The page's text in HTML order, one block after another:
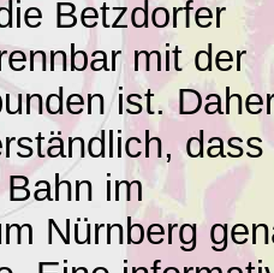
Betzdorfer
mit der
ist.
dass
im
Nürnberg